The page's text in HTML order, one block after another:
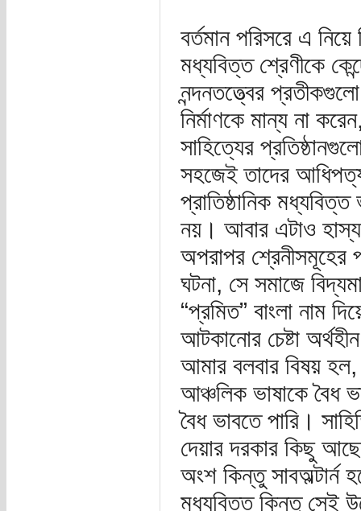
বর্তমান পরিসরে এ
মধ্যবিত্ত শ্রেণীকে
নন্দনতত্ত্বের
নির্মাণকে মান্য না
সাহিত্যের
সহজেই তাদের
প্রাতিষ্ঠানিক
নয়। আবার এটাও
অপরাপর শ্রেনীসমূহের
ঘটনা, সে সমাজে
“প্রমিত” বাংলা নাম
আটকানোর চেষ্টা
আমার বলবার বিষয় হল,
আঞ্চলিক ভাষাকে বৈধ
বৈধ ভাবতে পারি।
দেয়ার দরকার কিছু
অংশ কিন্তু সাবঅল্টার্ন
মধ্যবিত্ত কিন্তু সেই